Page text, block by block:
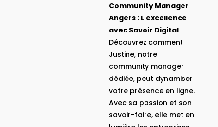
Community Manager
Angers : L'excellence
avec Savoir Digital
Découvrez comment
Justine, notre
community manager
dédiée, peut dynamiser
votre présence en ligne.
Avec sa passion et son
savoir-faire, elle met en